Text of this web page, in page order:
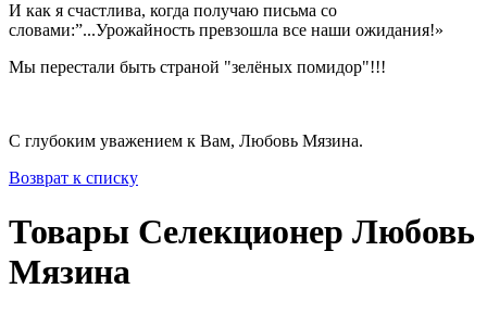
И как я счастлива, когда получаю письма со
словами:”...Урожайность превзошла все наши ожидания!»
Мы перестали быть страной "зелёных помидор"!!!
С глубоким уважением к Вам, Любовь Мязина.
Возврат к списку
Товары Селекционер Любовь
Мязина